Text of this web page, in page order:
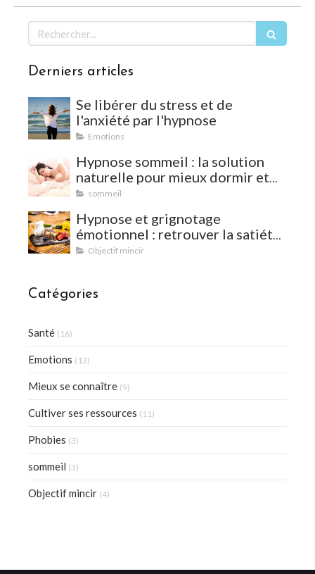
Rechercher
Derniers articles
Se libérer du stress et de
l'anxiété par l'hypnose
Emotions
Hypnose sommeil : la solution
naturelle pour mieux dormir et
vaincre les insomnies
sommeil
Hypnose et grignotage
émotionnel : retrouver la satiété
et l'équilibre
Objectif mincir
Catégories
Santé (16)
Emotions (13)
Mieux se connaître (9)
Cultiver ses ressources (11)
Phobies (3)
sommeil (3)
Objectif mincir (4)